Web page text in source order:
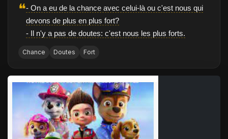
❝- On a eu de la chance avec celui-là ou c'est nous qui
devons de plus en plus fort?
- Il n'y a pas de doutes: c'est nous les plus forts.
Chance Doutes Fort